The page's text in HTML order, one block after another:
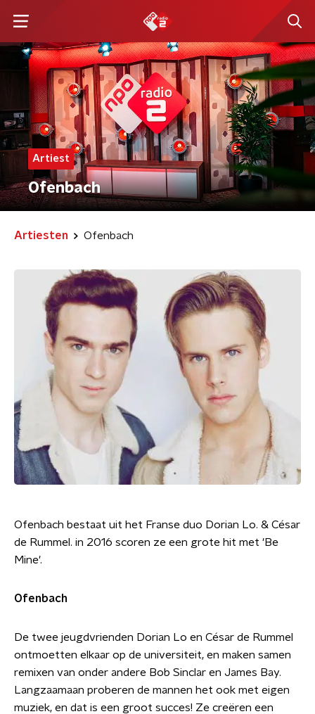
Artiest
Ofenbach
Artiesten Ofenbach
Ofenbach bestaat uit het Franse duo Dorian Lo. & César
de Rummel. in 2016 scoren ze een grote hit met 'Be
Mine'.
Ofenbach
De twee jeugdvrienden Dorian Lo en César de Rummel
ontmoetten elkaar op de universiteit, en maken samen
remixen van onder andere Bob Sinclar en James Bay.
Langzaamaan proberen de mannen het ook met eigen
muziek, en dat is een groot succes! Ze creëren een